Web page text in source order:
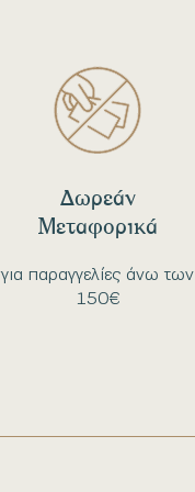
για παραγγελίες άνω των
150€
Δωρεάν
Μεταφορικά